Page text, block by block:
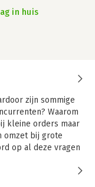
in huis
zijn sommige
Waarom
kleine orders maar
omzet bij grote
op al deze vragen
die